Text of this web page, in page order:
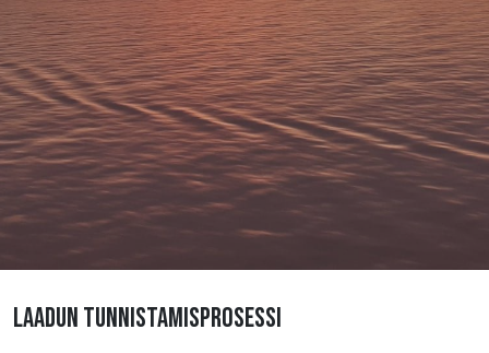
LAADUN TUNNISTAMISPROSESSI